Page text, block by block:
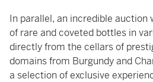
In parallel, an incredible auction
of rare and coveted bottles in
directly from the cellars of
domains from Burgundy and
a selection of exclusive